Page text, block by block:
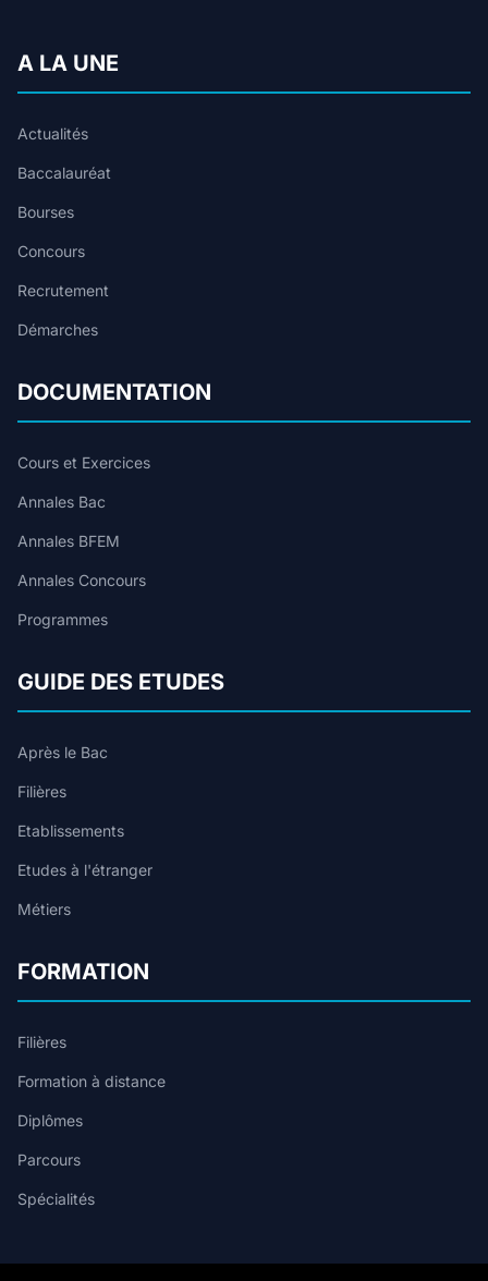
A LA UNE
Actualités
Baccalauréat
Bourses
Concours
Recrutement
Démarches
DOCUMENTATION
Cours et Exercices
Annales Bac
Annales BFEM
Annales Concours
Programmes
GUIDE DES ETUDES
Après le Bac
Filières
Etablissements
Etudes à l'étranger
Métiers
FORMATION
Filières
Formation à distance
Diplômes
Parcours
Spécialités